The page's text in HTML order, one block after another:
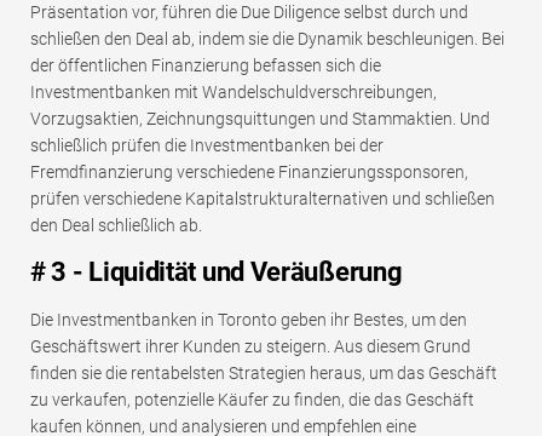
Präsentation vor, führen die Due Diligence selbst durch und
schließen den Deal ab, indem sie die Dynamik beschleunigen. Bei
der öffentlichen Finanzierung befassen sich die
Investmentbanken mit Wandelschuldverschreibungen,
Vorzugsaktien, Zeichnungsquittungen und Stammaktien. Und
schließlich prüfen die Investmentbanken bei der
Fremdfinanzierung verschiedene Finanzierungssponsoren,
prüfen verschiedene Kapitalstrukturalternativen und schließen
den Deal schließlich ab.
# 3 - Liquidität und Veräußerung
Die Investmentbanken in Toronto geben ihr Bestes, um den
Geschäftswert ihrer Kunden zu steigern. Aus diesem Grund
finden sie die rentabelsten Strategien heraus, um das Geschäft
zu verkaufen, potenzielle Käufer zu finden, die das Geschäft
kaufen können, und analysieren und empfehlen eine